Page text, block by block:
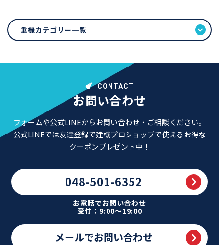
重機カテゴリー一覧
CONTACT
お問い合わせ
フォームや公式LINEからお問い合わせ・ご相談ください。
公式LINEでは友達登録で建機プロショップで使えるお得な
クーポンプレゼント中！
048-501-6352
お電話でお問い合わせ
受付：9:00～19:00
メールでお問い合わせ